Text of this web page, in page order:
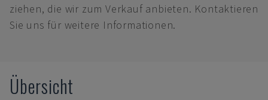
ziehen, die wir zum Verkauf anbieten. Kontaktieren
Sie uns für weitere Informationen.
Übersicht